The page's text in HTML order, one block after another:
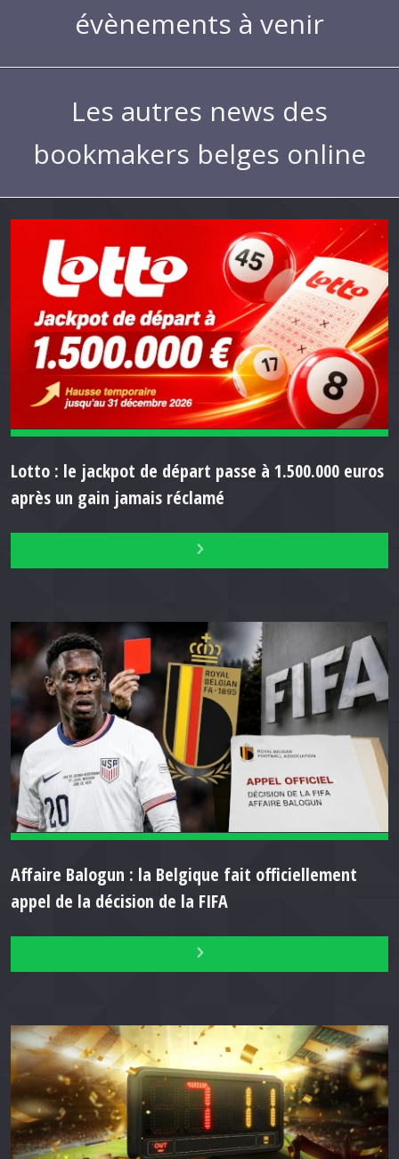
évènements à venir
Les autres news des
bookmakers belges online
Lotto : le jackpot de départ passe à 1.500.000 euros
après un gain jamais réclamé
Affaire Balogun : la Belgique fait officiellement
appel de la décision de la FIFA